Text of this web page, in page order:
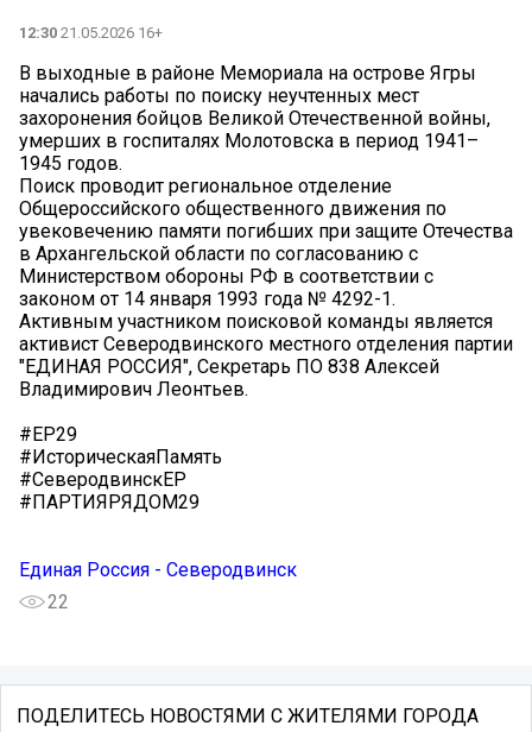
12:30 21.05.2026 16+
В выходные в районе Мемориала на острове Ягры
начались работы по поиску неучтенных мест
захоронения бойцов Великой Отечественной войны,
умерших в госпиталях Молотовска в период 1941–
1945 годов.
Поиск проводит региональное отделение
Общероссийского общественного движения по
увековечению памяти погибших при защите Отечества
в Архангельской области по согласованию с
Министерством обороны РФ в соответствии с
законом от 14 января 1993 года № 4292-1.
Активным участником поисковой команды является
активист Северодвинского местного отделения партии
"ЕДИНАЯ РОССИЯ", Секретарь ПО 838 Алексей
Владимирович Леонтьев.
#ЕР29
#ИсторическаяПамять
#СеверодвинскЕР
#ПАРТИЯРЯДОМ29
Единая Россия - Северодвинск
22
ПОДЕЛИТЕСЬ НОВОСТЯМИ С ЖИТЕЛЯМИ ГОРОДА